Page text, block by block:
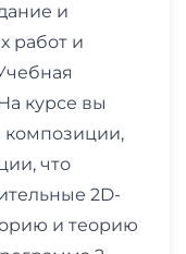
и
работ и
курсе вы
композиции,
что
2D-
и теорию